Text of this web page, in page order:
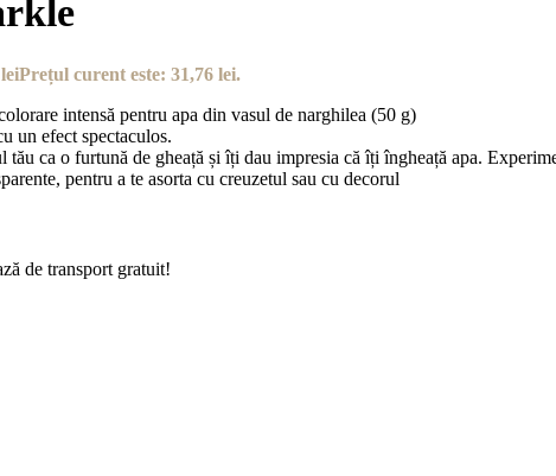
leiPrețul curent este: 31,76 lei.
intensă pentru apa din vasul de narghilea (50 g)
un efect spectaculos.
tău ca o furtună de gheață și îți dau impresia că îți îngheață apa.
pentru a te asorta cu creuzetul sau cu decorul
de transport gratuit!